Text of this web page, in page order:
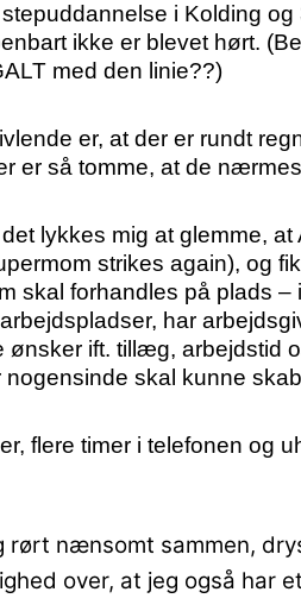
i Kolding
ikke er blevet hørt.
med den linie??)
er, at der er rundt
er så tomme, at de
lykkes mig at glemme, at
strikes again), og
skal forhandles på plads
har
ønsker ift. tillæg, arbejdstid
nogensinde skal kunne
flere timer i telefonen og
rørt nænsomt sammen,
over, at jeg også har